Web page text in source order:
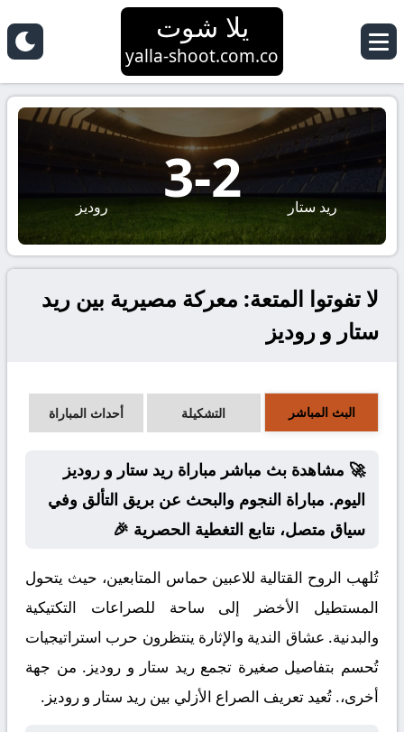
يلا شوت
yalla-shoot.com.co
ريد ستار 2
-
3 روديز
لا تفوتوا المتعة: معركة مصيرية بين ريد
ستار و روديز
البث المباشر التشكيلة أحداث المباراة
🚀 مشاهدة بث مباشر مباراة ريد ستار و روديز
اليوم. مباراة النجوم والبحث عن بريق التألق وفي
سياق متصل، نتابع التغطية الحصرية 🎉
تُلهب الروح القتالية للاعبين حماس المتابعين، حيث يتحول
المستطيل الأخضر إلى ساحة للصراعات التكتيكية
والبدنية. عشاق الندية والإثارة ينتظرون حرب استراتيجيات
تُحسم بتفاصيل صغيرة تجمع ريد ستار و روديز. من جهة
أخرى،. تُعيد تعريف الصراع الأزلي بين ريد ستار و روديز.